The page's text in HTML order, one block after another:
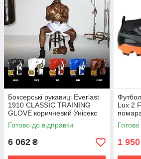
Боксерські рукавиці Everlast
1910 CLASSIC TRAINING
GLOVE коричневий Унісекс
14 унцій P00002502
Готово до відправки
6 062 ₴
Lux 2
Розмір
1 950